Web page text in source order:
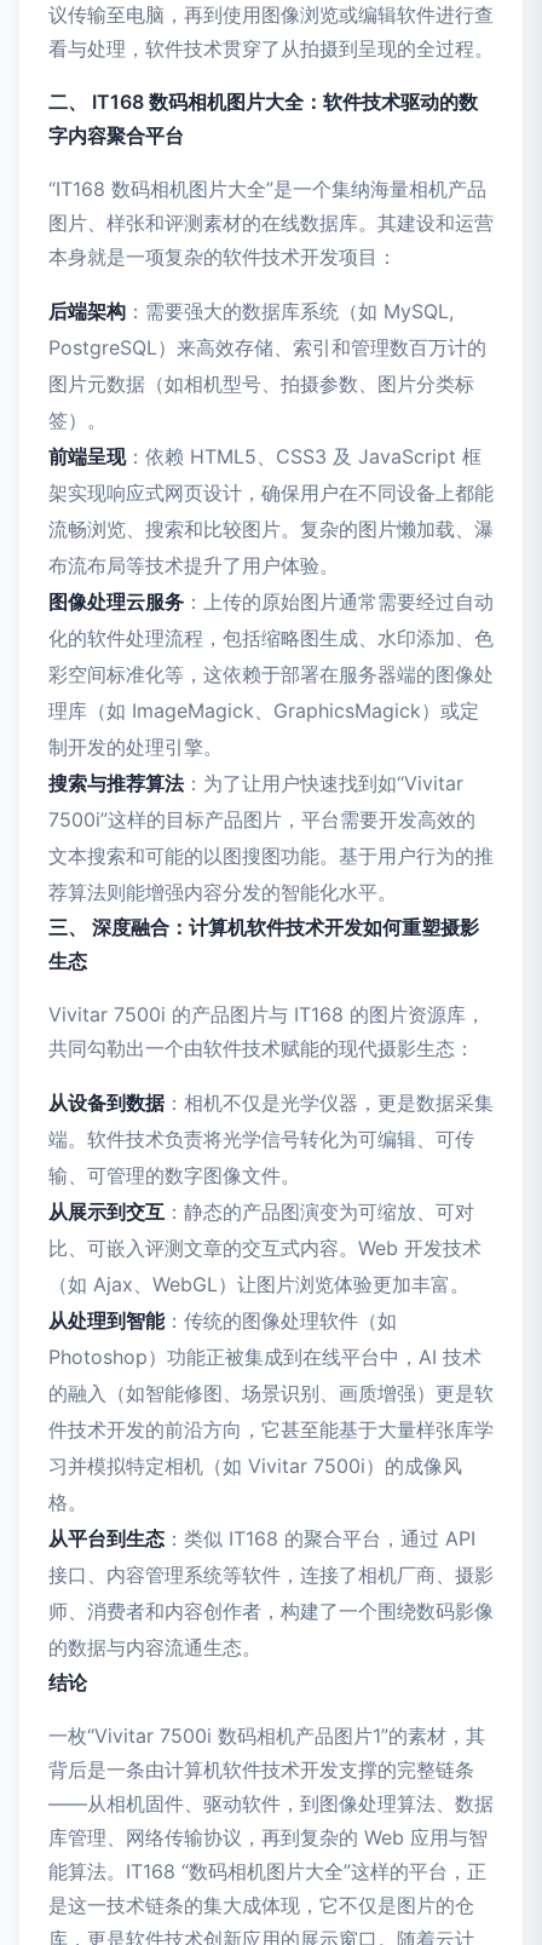
议传输至电脑，再到使用图像浏览或编辑软件进行查
看与处理，软件技术贯穿了从拍摄到呈现的全过程。
二、 IT168 数码相机图片大全：软件技术驱动的数
字内容聚合平台
“IT168 数码相机图片大全”是一个集纳海量相机产品
图片、样张和评测素材的在线数据库。其建设和运营
本身就是一项复杂的软件技术开发项目：
后端架构 ：需要强大的数据库系统（如 MySQL,
PostgreSQL）来高效存储、索引和管理数百万计的
图片元数据（如相机型号、拍摄参数、图片分类标
签）。
前端呈现：依赖 HTML5、CSS3 及 JavaScript 框
架实现响应式网页设计，确保用户在不同设备上都能
流畅浏览、搜索和比较图片。复杂的图片懒加载、瀑
布流布局等技术提升了用户体验。
图像处理云服务 ：上传的原始图片通常需要经过自动
化的软件处理流程，包括缩略图生成、水印添加、色
彩空间标准化等，这依赖于部署在服务器端的图像处
理库（如 ImageMagick、GraphicsMagick）或定
制开发的处理引擎。
搜索与推荐算法：为了让用户快速找到如“Vivitar
7500i”这样的目标产品图片，平台需要开发高效的
文本搜索和可能的以图搜图功能。基于用户行为的推
荐算法则能增强内容分发的智能化水平。
三、 深度融合：计算机软件技术开发如何重塑摄影
生态
Vivitar 7500i 的产品图片与 IT168 的图片资源库，
共同勾勒出一个由软件技术赋能的现代摄影生态：
从设备到数据：相机不仅是光学仪器，更是数据采集
端。软件技术负责将光学信号转化为可编辑、可传
输、可管理的数字图像文件。
从展示到交互 ：静态的产品图演变为可缩放、可对
比、可嵌入评测文章的交互式内容。Web 开发技术
（如 Ajax、WebGL）让图片浏览体验更加丰富。
从处理到智能：传统的图像处理软件（如
Photoshop）功能正被集成到在线平台中，AI 技术
的融入（如智能修图、场景识别、画质增强）更是软
件技术开发的前沿方向，它甚至能基于大量样张库学
习并模拟特定相机（如 Vivitar 7500i）的成像风
格。
从平台到生态 ：类似 IT168 的聚合平台，通过 API
接口、内容管理系统等软件，连接了相机厂商、摄影
师、消费者和内容创作者，构建了一个围绕数码影像
的数据与内容流通生态。
结论
一枚“Vivitar 7500i 数码相机产品图片1”的素材，其
背后是一条由计算机软件技术开发支撑的完整链条
——从相机固件、驱动软件，到图像处理算法、数据
库管理、网络传输协议，再到复杂的 Web 应用与智
能算法。IT168 “数码相机图片大全”这样的平台，正
是这一技术链条的集大成体现，它不仅是图片的仓
库，更是软件技术创新应用的展示窗口。随着云计